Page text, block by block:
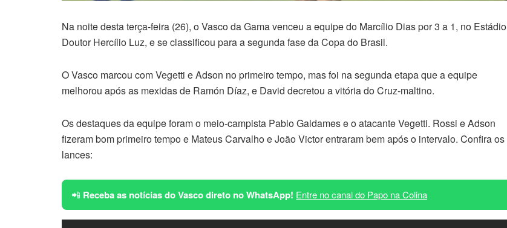
Na noite desta terça-feira (26), o Vasco da Gama venceu a equipe do Marcílio Dias por 3 a 1, no Estádio
Doutor Hercílio Luz, e se classificou para a segunda fase da Copa do Brasil.
O Vasco marcou com Vegetti e Adson no primeiro tempo, mas foi na segunda etapa que a equipe
melhorou após as mexidas de Ramón Díaz, e David decretou a vitória do Cruz-maltino.
Os destaques da equipe foram o meio-campista Pablo Galdames e o atacante Vegetti. Rossi e Adson
fizeram bom primeiro tempo e Mateus Carvalho e João Victor entraram bem após o intervalo. Confira os
lances:
📲 Receba as notícias do Vasco direto no WhatsApp! Entre no canal do Papo na Colina